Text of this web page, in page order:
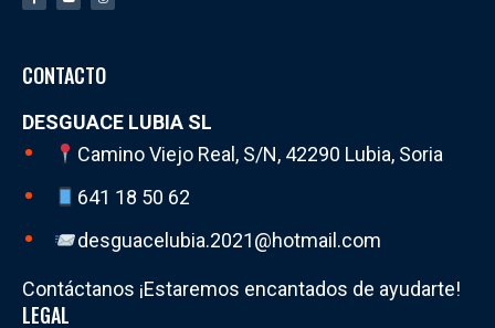
CONTACTO
DESGUACE LUBIA SL
Camino Viejo Real, S/N, 42290 Lubia, Soria
641 18 50 62
desguacelubia.2021@hotmail.com
Contáctanos ¡Estaremos encantados de ayudarte!
LEGAL